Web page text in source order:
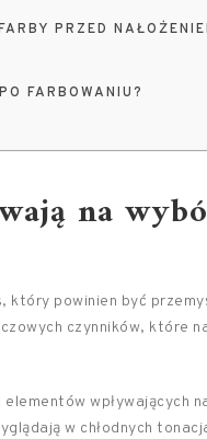
PRZED
FARBOWANIU?
na
który powinien być
czynników, które
wpływających
w chłodnych